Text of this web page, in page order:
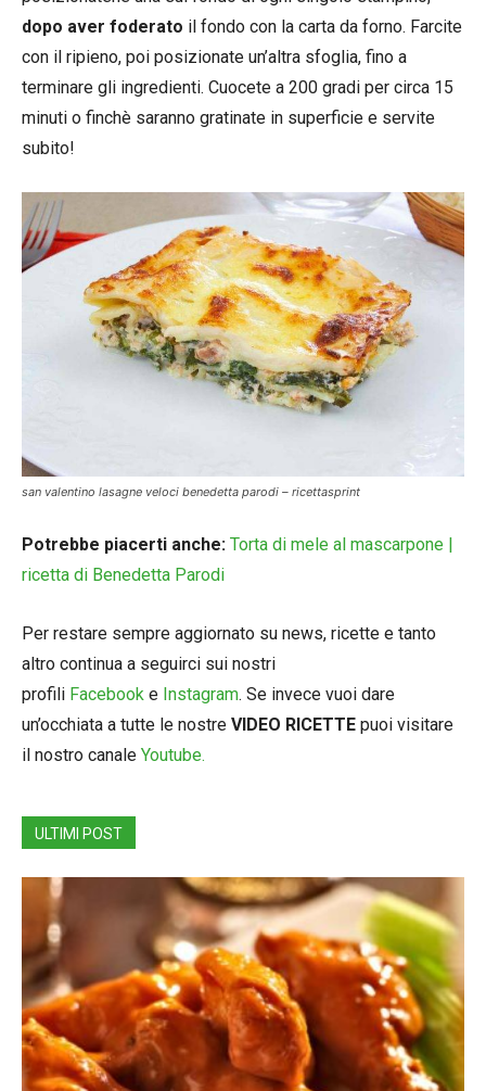
dopo aver foderato il fondo con la carta da forno. Farcite
con il ripieno, poi posizionate un’altra sfoglia, fino a
terminare gli ingredienti. Cuocete a 200 gradi per circa 15
minuti o finchè saranno gratinate in superficie e servite
subito!
san valentino lasagne veloci benedetta parodi – ricettasprint
Potrebbe piacerti anche: Torta di mele al mascarpone |
ricetta di Benedetta Parodi
Per restare sempre aggiornato su news, ricette e tanto
altro continua a seguirci sui nostri
profili Facebook e Instagram. Se invece vuoi dare
un’occhiata a tutte le nostre VIDEO RICETTE puoi visitare
il nostro canale Youtube.
ULTIMI POST